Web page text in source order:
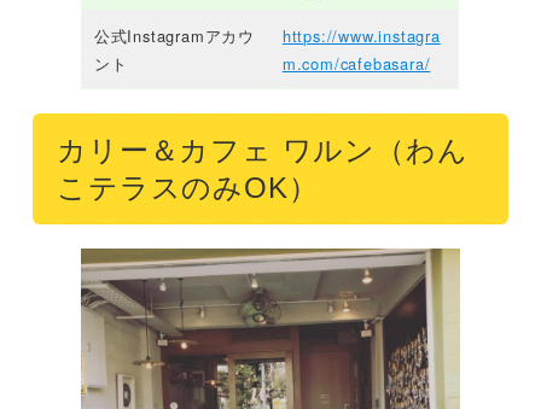
公式Instagramアカウ
ント
https://www.instagra
m.com/cafebasara/
カリー＆カフェ ワルン（わん
こテラスのみOK）